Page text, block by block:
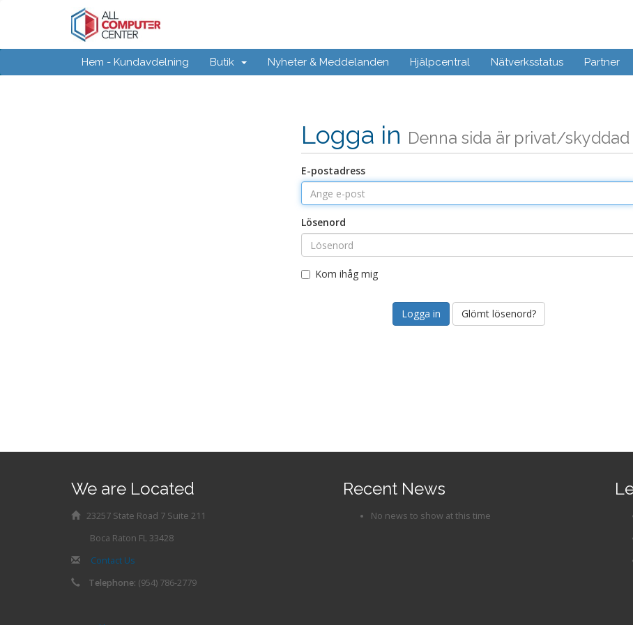
Hem - Kundavdelning Butik Nyheter & Meddelanden Hjälpcentral Nätverksstatus Partner
Logga in Denna sida är privat/skyddad
E-postadress
Lösenord
Kom ihåg mig
Glömt lösenord?
We are Located
23257 State Road 7 Suite 211
Boca Raton FL 33428
Contact Us
Telephone: (954) 786-2779
Recent News
No news to show at this time